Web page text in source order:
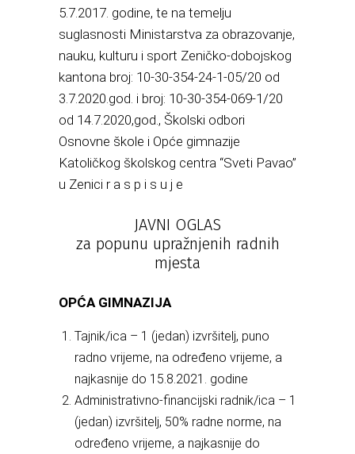
5.7.2017. godine, te na temelju
suglasnosti Ministarstva za obrazovanje,
nauku, kulturu i sport Zeničko-dobojskog
kantona broj: 10-30-354-24-1-05/20 od
3.7.2020.god. i broj: 10-30-354-069-1/20
od 14.7.2020,god., Školski odbori
Osnovne škole i Opće gimnazije
Katoličkog školskog centra “Sveti Pavao”
u Zenici r a s p i s u j e
JAVNI OGLAS
za popunu upražnjenih radnih
mjesta
OPĆA GIMNAZIJA
Tajnik/ica – 1 (jedan) izvršitelj, puno
radno vrijeme, na određeno vrijeme, a
najkasnije do 15.8.2021. godine
Administrativno-financijski radnik/ica – 1
(jedan) izvršitelj, 50% radne norme, na
određeno vrijeme, a najkasnije do